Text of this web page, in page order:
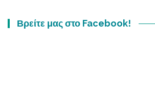
Βρείτε μας στο Facebook!